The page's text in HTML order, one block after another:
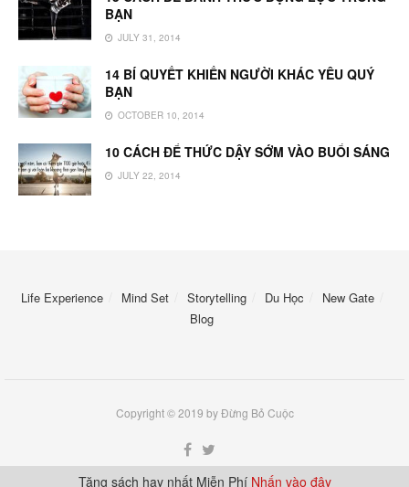
BẠN
JULY 31, 2014
14 BÍ QUYẾT KHIẾN NGƯỜI KHÁC YÊU QUÝ
BẠN
OCTOBER 10, 2014
10 CÁCH ĐỂ THỨC DẬY SỚM VÀO BUỔI SÁNG
JULY 22, 2014
Life Experience Mind Set Storytelling Du Học
New Gate
Blog
Copyright © 2019 by Đừng Bỏ Cuộc
Tặng sách hay nhất Miễn Phí Nhấn vào đây